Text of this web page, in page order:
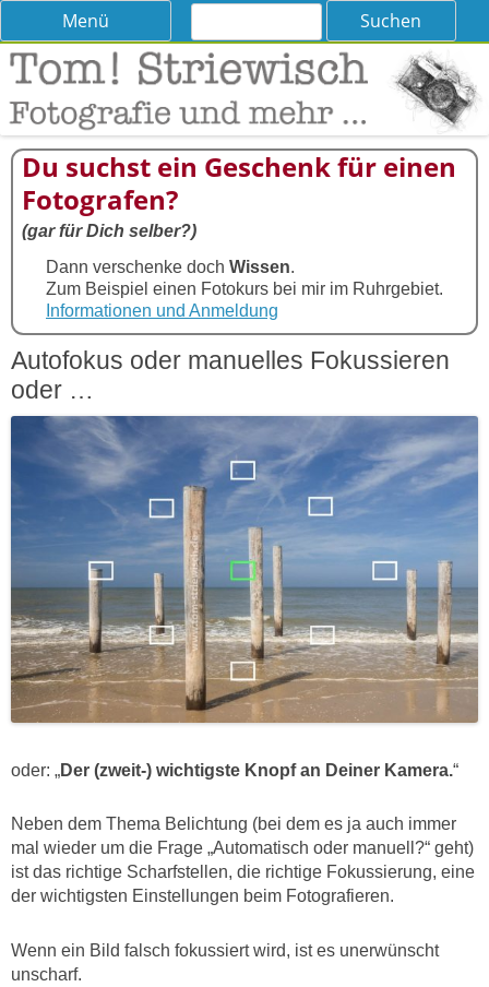
Tom! Striewisch – Fotografieren
lernen
Tipps und Tricks und Meinungen zur Fotografie
Menü
Skip
content
Suchen
Du suchst ein Geschenk für einen
Fotografen?
(gar für Dich selber?)
Dann verschenke doch Wissen.
Zum Beispiel einen Fotokurs bei mir im Ruhrgebiet.
Informationen und Anmeldung
Autofokus oder manuelles Fokussieren
oder …
oder: „Der (zweit-) wichtigste Knopf an Deiner Kamera.“
Neben dem Thema Belichtung (bei dem es ja auch immer
mal wieder um die Frage „Automatisch oder manuell?“ geht)
ist das richtige Scharfstellen, die richtige Fokussierung, eine
der wichtigsten Einstellungen beim Fotografieren.
Wenn ein Bild falsch fokussiert wird, ist es unerwünscht
unscharf.